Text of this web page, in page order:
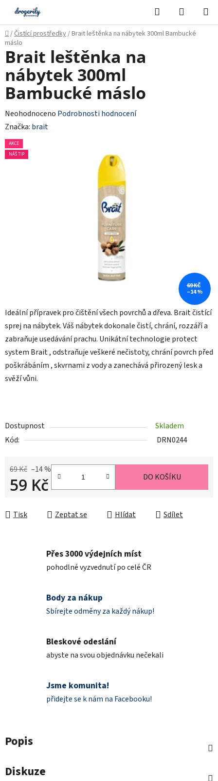
Přejít
obsah
Hledat
KOŠÍK
Domů
/Čistící prostředky/Brait leštěnka na nábytek 300ml Bambucké
máslo
Ideální přípravek pro čištění všech povrchů a dřeva. Brait čistící
sprej na nábytek. Váš nábytek dokonale čistí, chrání, rozzáří a
zabraňuje usedávání prachu. Unikátní technologie protect
system Brait , odstraňuje veškeré nečistoty, chrání povrch před
poškrábáním , skvrnami z vody a zanechává přirozený lesk a
svěží vůni.
Dostupnost
Skladem
Kód:
DRN0244
69 Kč –14 %
59 Kč DO KOŠÍKU
Tisk Zeptat se Hlídat Sdílet
Brait leštěnka na
nábytek 300ml
Bambucké máslo
Průměrné
hodnocení
produktu
je
Neohodnoceno Podrobnosti hodnocení
Značka: brait
AKCE
NÁŠ TIP
69 KČ
–14 %
Přes 3000 výdejních míst
pohodlné vyzvednutí po celé ČR
Body za nákup
Sbírejte odměny za každý nákup!
Bleskové odeslání
abyste na svou objednávku nečekali
Jsme komunita!
přidejte se k nám na Facebooku!
Popis
Diskuze